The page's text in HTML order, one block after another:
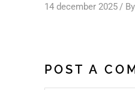
14 december 2025 By
POST A